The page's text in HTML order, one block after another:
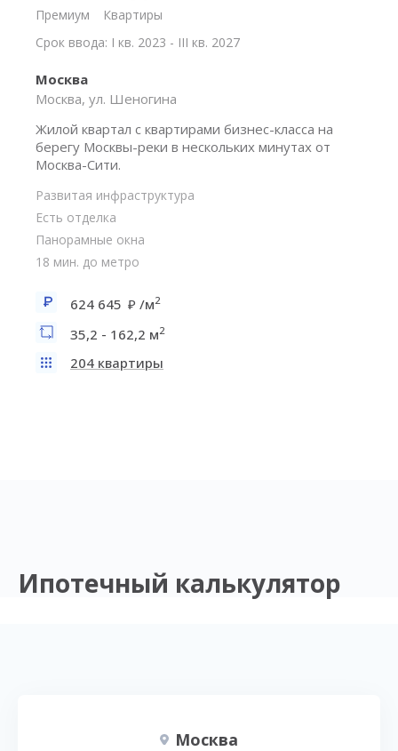
Премиум
Квартиры
Срок ввода: I кв. 2023 - III кв. 2027
Москва
Москва, ул. Шеногина
Жилой квартал с квартирами бизнес-класса на
берегу Москвы-реки в нескольких минутах от
Москва-Сити.
Развитая инфраструктура
Есть отделка
Панорамные окна
18 мин. до метро
624 645 /м2
35,2 - 162,2 м2
204 квартиры
Ипотечный калькулятор
Москва